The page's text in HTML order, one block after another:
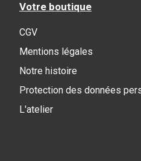
Votre boutique
CGV
Mentions légales
Notre histoire
Protection des données
L'atelier